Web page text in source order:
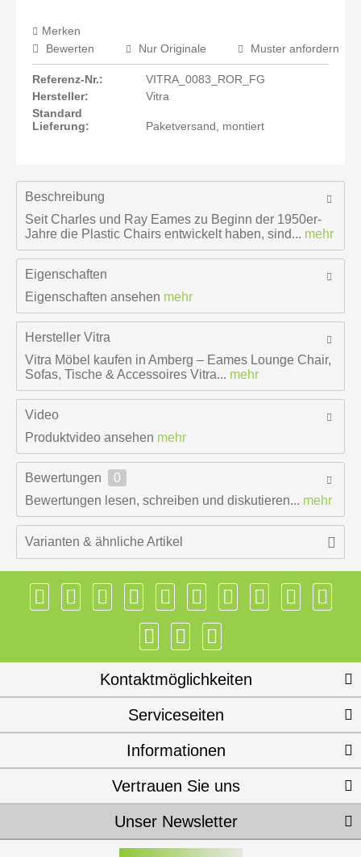
Merken
Bewerten
Nur Originale Muster anfordern
Referenz-Nr.:
VITRA_0083_ROR_FG
Hersteller:
Vitra
Standard
Lieferung:
Paketversand, montiert
Beschreibung
Seit Charles und Ray Eames zu Beginn der 1950er-
Jahre die Plastic Chairs entwickelt haben, sind... mehr
Eigenschaften
Eigenschaften ansehen mehr
Hersteller Vitra
Vitra Möbel kaufen in Amberg – Eames Lounge Chair,
Sofas, Tische & Accessoires Vitra... mehr
Video
Produktvideo ansehen mehr
Bewertungen
0
Bewertungen lesen, schreiben und diskutieren... mehr
Varianten & ähnliche Artikel
Kontaktmöglichkeiten
Serviceseiten
Informationen
Unser Newsletter
Vertrauen Sie uns